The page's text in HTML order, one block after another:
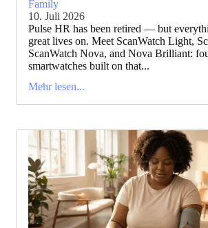
Family
10. Juli 2026
Pulse HR has been retired — but
great lives on. Meet ScanWatch Light,
ScanWatch Nova, and Nova Brilliant:
smartwatches built on that...
Mehr lesen...